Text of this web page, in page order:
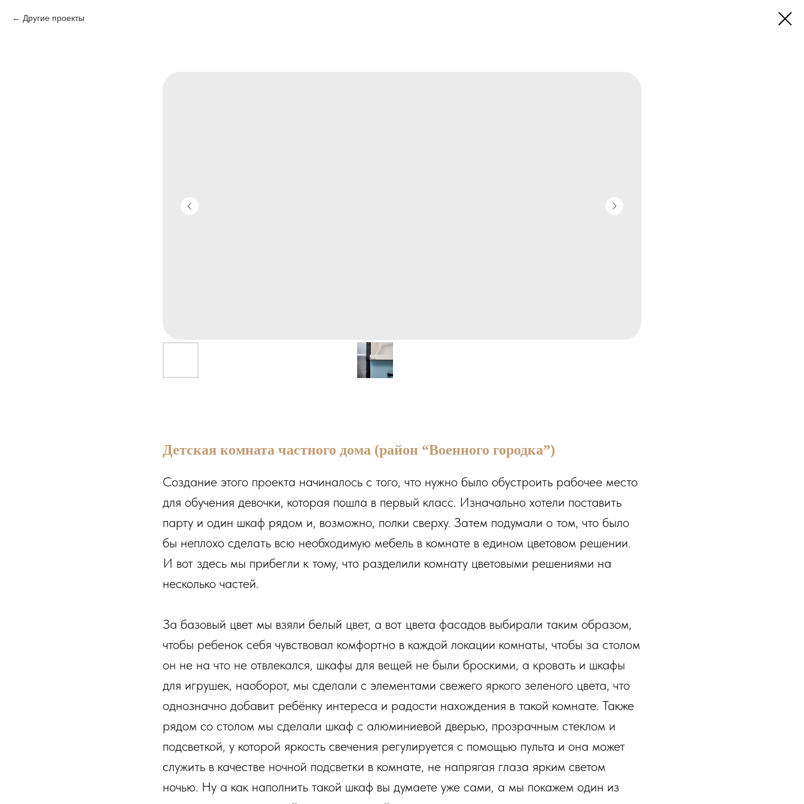
Другие проекты
Детская комната частного дома (район “Военного городка”)
Создание этого проекта начиналось с того, что нужно было обустроить рабочее место
для обучения девочки, которая пошла в первый класс. Изначально хотели поставить
парту и один шкаф рядом и, возможно, полки сверху. Затем подумали о том, что было
бы неплохо сделать всю необходимую мебель в комнате в едином цветовом решении.
И вот здесь мы прибегли к тому, что разделили комнату цветовыми решениями на
несколько частей.
За базовый цвет мы взяли белый цвет, а вот цвета фасадов выбирали таким образом,
чтобы ребенок себя чувствовал комфортно в каждой локации комнаты, чтобы за столом
он не на что не отвлекался, шкафы для вещей не были броскими, а кровать и шкафы
для игрушек, наоборот, мы сделали с элементами свежего яркого зеленого цвета, что
однозначно добавит ребёнку интереса и радости нахождения в такой комнате. Также
рядом со столом мы сделали шкаф с алюминиевой дверью, прозрачным стеклом и
подсветкой, у которой яркость свечения регулируется с помощью пульта и она может
служить в качестве ночной подсветки в комнате, не напрягая глаза ярким светом
ночью. Ну а как наполнить такой шкаф вы думаете уже сами, а мы покажем один из